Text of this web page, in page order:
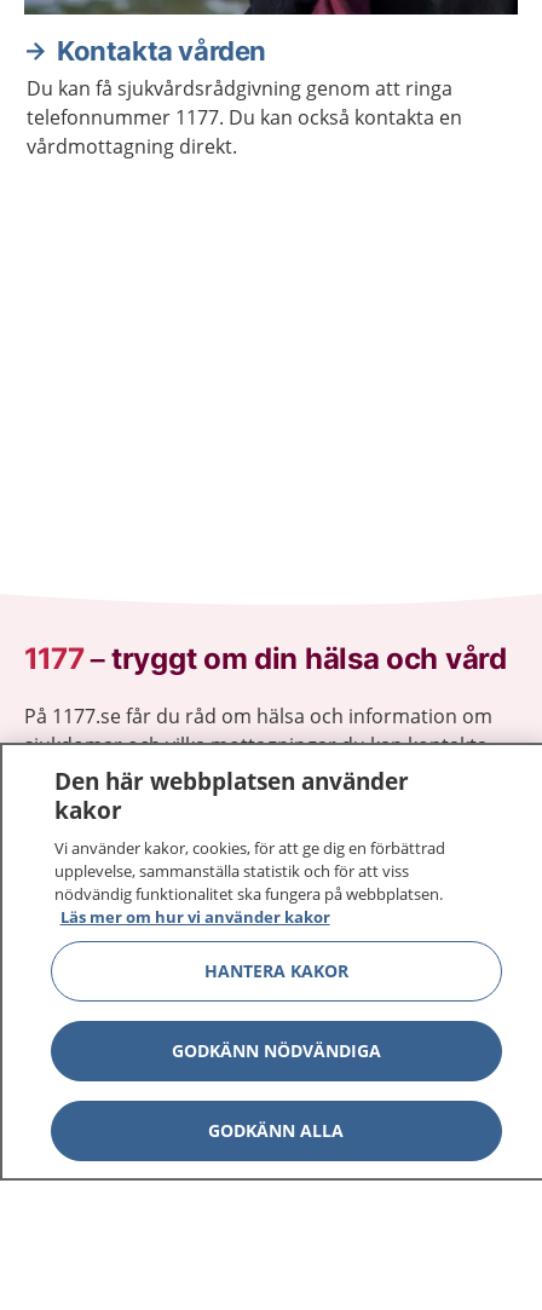
Kontakta vården
Du kan få sjukvårdsrådgivning genom att ringa
telefonnummer 1177. Du kan också kontakta en
vårdmottagning direkt.
1177–tryggt om din hälsa och vård
På 1177.se får du råd om hälsa och information om
sjukdomar och vilka mottagningar du kan kontakta.
Logga in för att läsa din journal och göra dina
vårdärenden. Ring telefonnummer 1177 för
1177 ger dig råd när du vill må bättre.
1177 på flera språk
Om 1177 Visa
Kontakt Visa
Den här webbplatsen använder
kakor
Vi använder kakor, cookies, för att ge dig en förbättrad
upplevelse, sammanställa statistik och för att viss
nödvändig funktionalitet ska fungera på webbplatsen.
Läs mer om hur vi använder kakor
HANTERA KAKOR
GODKÄNN NÖDVÄNDIGA
GODKÄNN ALLA